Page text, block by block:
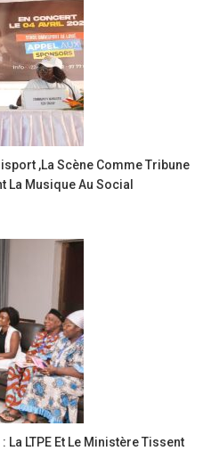
,La Scène Comme Tribune
La Musique Au Social
La LTPE Et Le Ministère Tissent